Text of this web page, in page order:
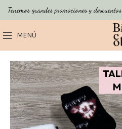
MENÚ
Tenemos grandes promociones y descuentos